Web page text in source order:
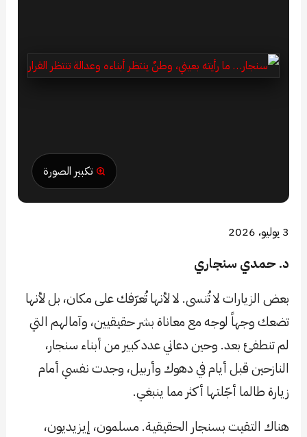
تكبير الصورة
3 يوليو، 2026
د. حمدي سنجاري
بعض الزيارات لا تُنسى. لا لأنها تُعرّفك على مكان، بل لأنها
تضعك وجهاً لوجه مع معاناة بشر حقيقيين، وآمالهم التي
لم تنطفئ بعد. وحين دعاني عدد كبير من أبناء سنجار،
النازحين قبل أيام في دهوك وأربيل، وجدت نفسي أمام
زيارة طالما أجّلتها أكثر مما ينبغي.
هناك التقيت بسنجار الحقيقية. مسلمون، إيزيديون،